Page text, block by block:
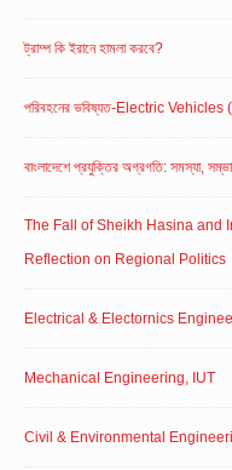
ট্রাম্প কি ইরানে হামলা করবে?
পরিবহনের ভবিষ্যত-Electric
বাংলাদেশে প্রযুক্তির অগ্রগতি: সমস্যা,
The Fall of Sheikh Hasina and
Reflection on Regional Politics
Electrical & Electornics
Mechanical Engineering, IUT
Civil & Environmental